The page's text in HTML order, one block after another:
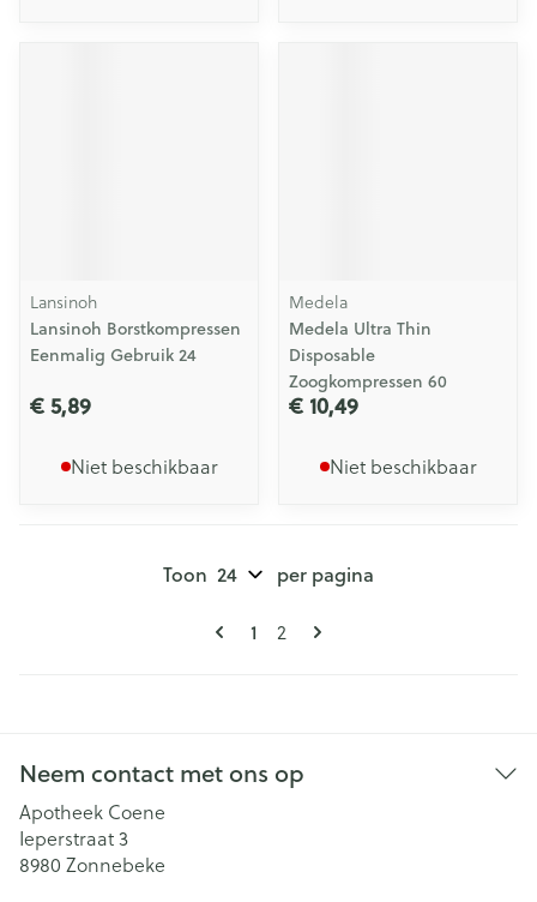
Lansinoh
Lansinoh Borstkompressen
Eenmalig Gebruik 24
€ 5,89
Niet beschikbaar
Medela
Medela Ultra Thin
Disposable
Zoogkompressen 60
€ 10,49
Niet beschikbaar
Pagina's
U lees momenteel pagina
1 Pagina
2
Toon per pagina
Neem contact met ons op
Apotheek Coene
Ieperstraat 3
8980 Zonnebeke